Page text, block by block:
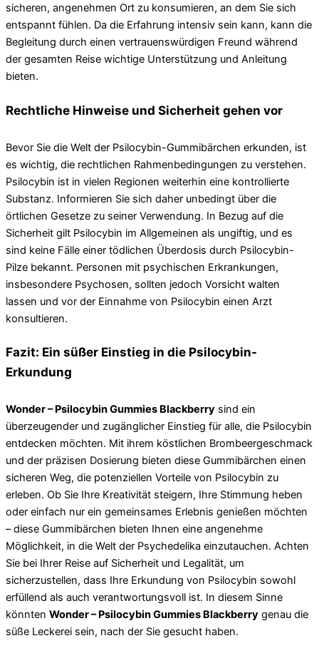
sicheren, angenehmen Ort zu konsumieren, an dem Sie sich
entspannt fühlen. Da die Erfahrung intensiv sein kann, kann die
Begleitung durch einen vertrauenswürdigen Freund während
der gesamten Reise wichtige Unterstützung und Anleitung
bieten.
Rechtliche Hinweise und Sicherheit gehen vor
Bevor Sie die Welt der Psilocybin-Gummibärchen erkunden, ist
es wichtig, die rechtlichen Rahmenbedingungen zu verstehen.
Psilocybin ist in vielen Regionen weiterhin eine kontrollierte
Substanz. Informieren Sie sich daher unbedingt über die
örtlichen Gesetze zu seiner Verwendung. In Bezug auf die
Sicherheit gilt Psilocybin im Allgemeinen als ungiftig, und es
sind keine Fälle einer tödlichen Überdosis durch Psilocybin-
Pilze bekannt. Personen mit psychischen Erkrankungen,
insbesondere Psychosen, sollten jedoch Vorsicht walten
lassen und vor der Einnahme von Psilocybin einen Arzt
konsultieren.
Fazit: Ein süßer Einstieg in die Psilocybin-
Erkundung
Wonder – Psilocybin Gummies Blackberry sind ein
überzeugender und zugänglicher Einstieg für alle, die Psilocybin
entdecken möchten. Mit ihrem köstlichen Brombeergeschmack
und der präzisen Dosierung bieten diese Gummibärchen einen
sicheren Weg, die potenziellen Vorteile von Psilocybin zu
erleben. Ob Sie Ihre Kreativität steigern, Ihre Stimmung heben
oder einfach nur ein gemeinsames Erlebnis genießen möchten
– diese Gummibärchen bieten Ihnen eine angenehme
Möglichkeit, in die Welt der Psychedelika einzutauchen. Achten
Sie bei Ihrer Reise auf Sicherheit und Legalität, um
sicherzustellen, dass Ihre Erkundung von Psilocybin sowohl
erfüllend als auch verantwortungsvoll ist. In diesem Sinne
könnten Wonder – Psilocybin Gummies Blackberry genau die
süße Leckerei sein, nach der Sie gesucht haben.